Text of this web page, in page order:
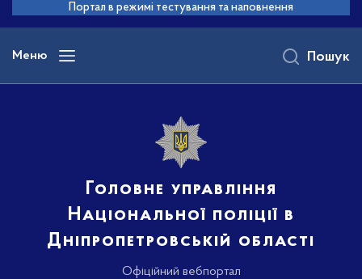
основного
вмісту
Портал в режимі тестування та наповнення
Меню
Головне управління
Національної поліції в
Дніпропетровській області
Офіційний вебпортал
Пошук